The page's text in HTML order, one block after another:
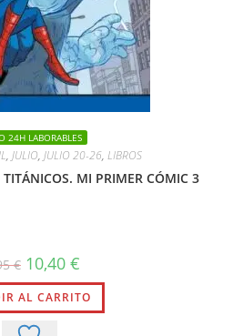
24H LABORABLES
, JULIO, JULIO 20-26, LIBROS
MI PRIMER CÓMIC 3
€ El
precio
original
era:
10,95 €.
10,40 €
actual
es:
10,40 €.
AL CARRITO